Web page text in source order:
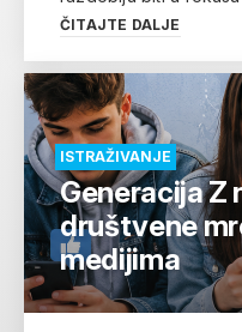
ČITAJTE DALJE
ISTRAŽIVANJE
Generacija Z
društvene
medijima